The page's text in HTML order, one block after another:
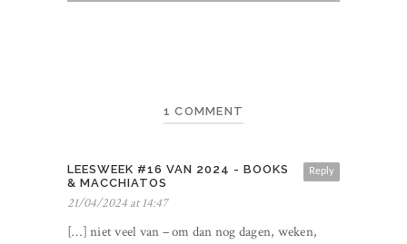
1 COMMENT
Reply
LEESWEEK #16 VAN 2024 - BOOKS
& MACCHIATOS
21/04/2024 at 14:47
[…] niet veel van – om dan nog dagen, weken,